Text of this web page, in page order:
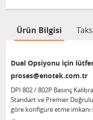
Ürün Bilgisi
Dual Opsiyonu için
proses@enotek.com.tr
DPI 802 / 802P Basınç
Standart ve Premier
göre konfigüre etme